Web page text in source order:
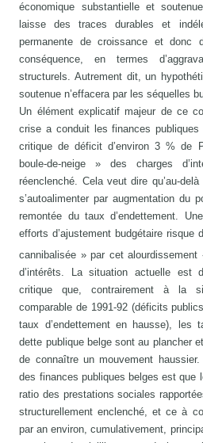
économique substantielle et
laisse des traces durables et
permanente de croissance et
conséquence, en termes
structurels. Autrement dit, un
soutenue n’effacera par les séquelles
Un élément explicatif majeur de ce
crise a conduit les finances publiques
critique de déficit d’environ 3 % de
boule-de-neige » des charges
réenclenché. Cela veut dire qu’au-
s’autoalimenter par augmentation du
remontée du taux d’endettement.
efforts d’ajustement budgétaire risque
cannibalisée » par cet alourdissement
d’intérêts. La situation actuelle est
critique que, contrairement à la
comparable de 1991-92 (déficits
taux d’endettement en hausse), les
dette publique belge sont au plancher
de connaître un mouvement
des finances publiques belges est que
ratio des prestations sociales
structurellement enclenché, et ce à
par an environ, cumulativement,